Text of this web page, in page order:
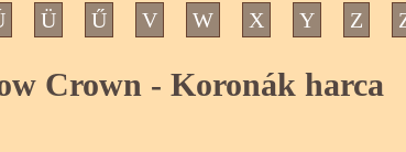
Ü Ű V W X Y Z
Crown - Koronák harca